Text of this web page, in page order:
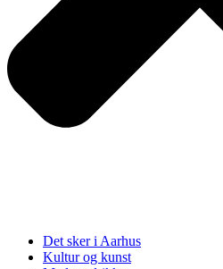
Det sker i Aarhus
Kultur og kunst